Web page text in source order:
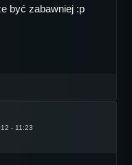
być zabawniej :p
- 11:23